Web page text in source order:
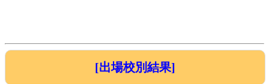
[出場校別結果]